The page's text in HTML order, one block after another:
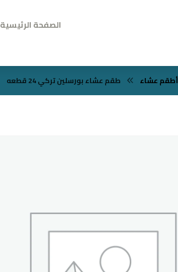
الصفحة الرئيسية
أطقم عشاء طقم عشاء بورسلين تركي 24 قطعه